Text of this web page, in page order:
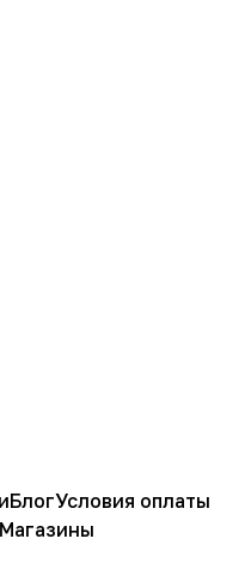
БлогУсловия оплаты
Магазины